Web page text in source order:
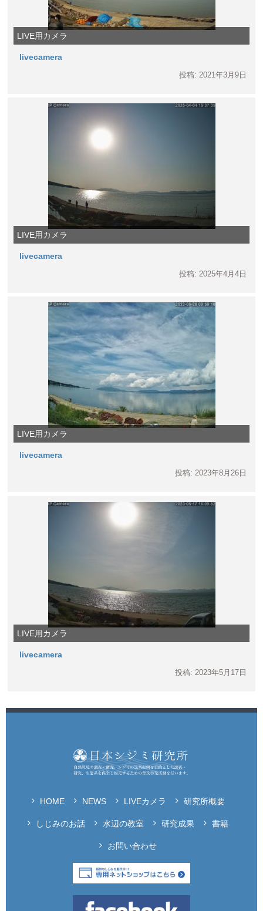
LIVE用カメラ
livecamera
投稿: 2021年3月9日
LIVE用カメラ
livecamera
投稿: 2025年4月4日
LIVE用カメラ
livecamera
投稿: 2023年8月26日
LIVE用カメラ
livecamera
投稿: 2023年5月17日
HOME NEWS LIVEカメラ 研究所概要
しじみのお話 水辺の教室 研究成果 書籍
お問い合わせ